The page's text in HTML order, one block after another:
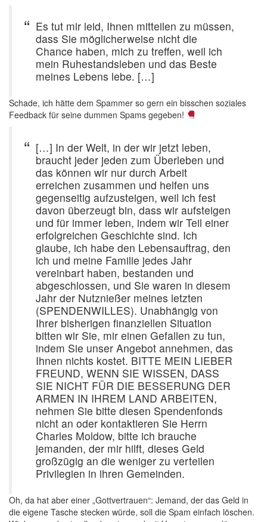
Es tut mir leid, Ihnen mitteilen zu müssen,
dass Sie möglicherweise nicht die
Chance haben, mich zu treffen, weil ich
mein Ruhestandsleben und das Beste
meines Lebens lebe. […]
Schade, ich hätte dem Spammer so gern ein bisschen soziales
Feedback für seine dummen Spams gegeben!
[…] In der Welt, in der wir jetzt leben,
braucht jeder jeden zum Überleben und
das können wir nur durch Arbeit
erreichen zusammen und helfen uns
gegenseitig aufzusteigen, weil ich fest
davon überzeugt bin, dass wir aufsteigen
und für immer leben, indem wir Teil einer
erfolgreichen Geschichte sind. Ich
glaube, ich habe den Lebensauftrag, den
ich und meine Familie jedes Jahr
vereinbart haben, bestanden und
abgeschlossen, und Sie waren in diesem
Jahr der Nutznießer meines letzten
(SPENDENWILLES). Unabhängig von
Ihrer bisherigen finanziellen Situation
bitten wir Sie, mir einen Gefallen zu tun,
indem Sie unser Angebot annehmen, das
Ihnen nichts kostet. BITTE MEIN LIEBER
FREUND, WENN SIE WISSEN, DASS
SIE NICHT FÜR DIE BESSERUNG DER
ARMEN IN IHREM LAND ARBEITEN,
nehmen Sie bitte diesen Spendenfonds
nicht an oder kontaktieren Sie Herrn
Charles Moldow, bitte ich brauche
jemanden, der mir hilft, dieses Geld
großzügig an die weniger zu verteilen
Privilegien in ihren Gemeinden.
Oh, da hat aber einer „Gottvertrauen“: Jemand, der das Geld in
die eigene Tasche stecken würde, soll die Spam einfach löschen.